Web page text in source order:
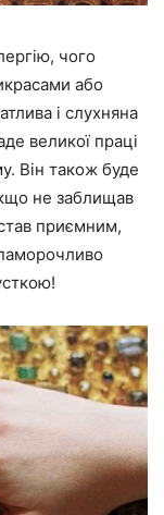
чого
або
і слухняна
великої праці
Він також буде
не заблищав
приємним,